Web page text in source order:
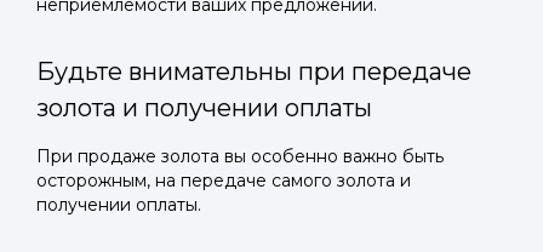
неприемлемости ваших предложений.
Будьте внимательны при передаче
золота и получении оплаты
При продаже золота вы особенно важно быть
осторожным, на передаче самого золота и
получении оплаты.